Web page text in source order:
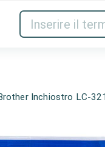
Rete
Inchiostro LC-